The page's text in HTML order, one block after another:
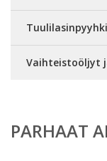
Vaihteistoöljyt
PARHAAT